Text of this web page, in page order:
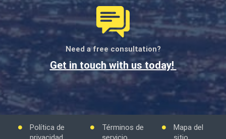
Need a free consultation?
Get in touch with us today!
Política de
Términos de
Mapa del